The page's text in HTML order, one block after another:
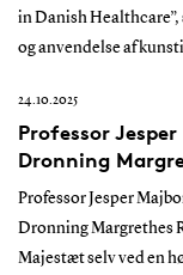
in Danish
og anvendelse af
24.10.2025
Professor
Dronning
Professor Jesper
Dronning Margrethes
Majestæt selv ved en